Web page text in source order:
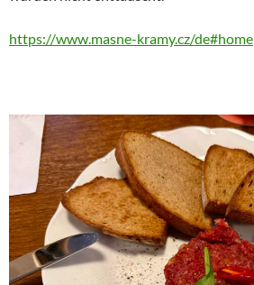
https://www.masne-kramy.cz/de#home